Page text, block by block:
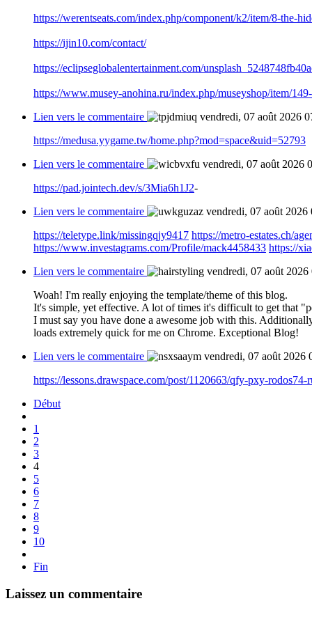
https://werentseats.com/index.php/component/k2/item/8-the-
https://ijin10.com/contact/
https://eclipseglobalentertainment.com/
https://www.musey-anohina.ru/index.php/museyshop/item/
Lien vers le commentaire
vendredi, 07 août 2026
https://medusa.yygame.tw/home.php?mod=space&uid=52793
Lien vers le commentaire
vendredi, 07 août 2026
https://pad.jointech.dev/s/3Mia6h1J2-
Lien vers le commentaire
vendredi, 07 août 2026
https://teletype.link/missingqjy9417 https://metro-estates.ch/
https://www.investagrams.com/Profile/mack4458433 https://
Lien vers le commentaire
vendredi, 07 août 2026
Woah! I'm really enjoying the template/theme of this blog.
It's simple, yet effective. A lot of times it's difficult to get that
I must say you have done a awesome job with this.
loads extremely quick for me on Chrome. Exceptional Blog!
Lien vers le commentaire
vendredi, 07 août 2026
https://lessons.drawspace.com/post/1120663/qfy-pxy-rodos74-
Début
1
2
3
4
5
6
7
8
9
10
Fin
Laissez un commentaire